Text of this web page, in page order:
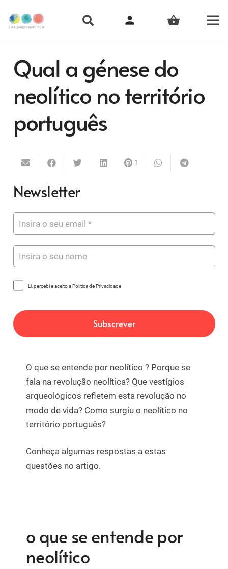
person shopping_basket
Qual a génese do
neolítico no território
português
1
Newsletter
Li, percebi e aceito a Política de Privacidade
O que se entende por neolítico ? Porque se
fala na revolução neolítica? Que vestígios
arqueológicos refletem esta revolução no
modo de vida? Como surgiu o neolítico no
território português?
Conheça algumas respostas a estas
questões no artigo.
o que se entende por
neolítico